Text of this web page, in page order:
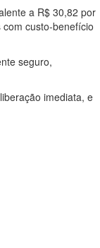
a R$ 30,82 por
custo-benefício
seguro,
imediata, e